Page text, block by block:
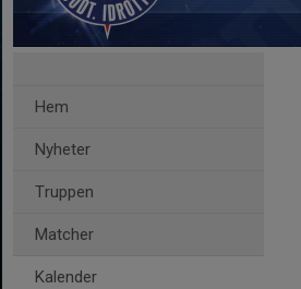
Hem
Nyheter
Truppen
Matcher
Kalender